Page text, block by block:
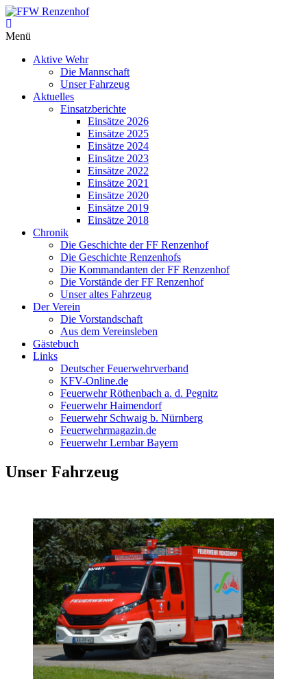
Zum
Inhalt
springen
FFW
Renzenhof
Löschen
Menü
Aktive Wehr
Die Mannschaft
Unser Fahrzeug
Aktuelles
Einsatzberichte
Einsätze 2026
Einsätze 2025
Einsätze 2024
Einsätze 2023
Einsätze 2022
Einsätze 2021
Einsätze 2020
Einsätze 2019
Einsätze 2018
Chronik
Die Geschichte der FF Renzenhof
Die Geschichte Renzenhofs
Die Kommandanten der FF Renzenhof
Die Vorstände der FF Renzenhof
Unser altes Fahrzeug
Der Verein
Die Vorstandschaft
Aus dem Vereinsleben
Gästebuch
Links
Deutscher Feuerwehrverband
KFV-Online.de
Feuerwehr Röthenbach a. d. Pegnitz
Feuerwehr Haimendorf
Feuerwehr Schwaig b. Nürnberg
Feuerwehrmagazin.de
Feuerwehr Lernbar Bayern
Unser Fahrzeug